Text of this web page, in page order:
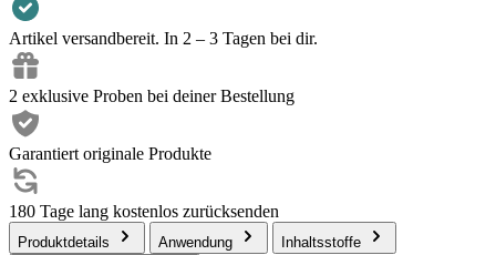
Artikel versandbereit. In 2 – 3 Tagen bei dir.
2 exklusive Proben bei deiner Bestellung
Garantiert originale Produkte
180 Tage lang kostenlos zurücksenden
Produktdetails Anwendung
Inhaltsstoffe